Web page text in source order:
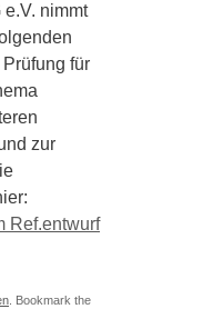
nimmt
für
zur
Ref.entwurf
. Bookmark the